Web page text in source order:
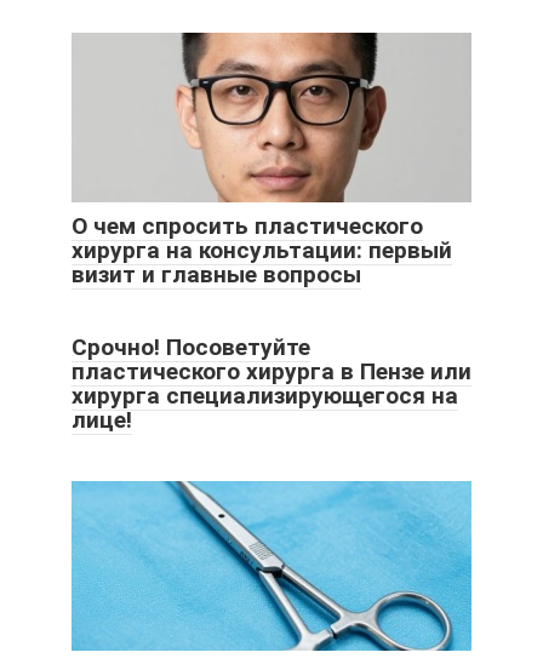
О чем спросить пластического
хирурга на консультации: первый
визит и главные вопросы
Срочно! Посоветуйте
пластического хирурга в Пензе или
хирурга специализирующегося на
лице!